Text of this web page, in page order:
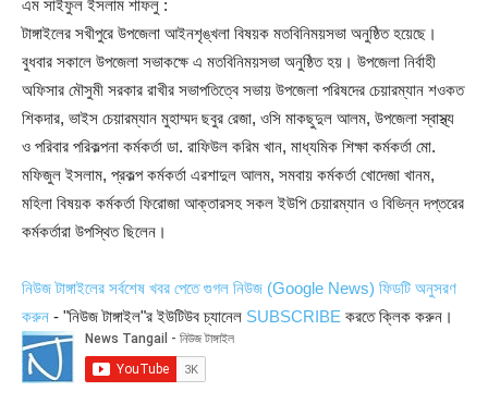
এম সাইফুল ইসলাম শাফলু :
টাঙ্গাইলের সখীপুরে উপজেলা আইনশৃঙ্খলা বিষয়ক মতবিনিময়সভা অনুষ্ঠিত হয়েছে।
বুধবার সকালে উপজেলা সভাকক্ষে এ মতবিনিময়সভা অনুষ্ঠিত হয়। উপজেলা নির্বাহী
অফিসার মৌসুমী সরকার রাখীর সভাপতিত্বে সভায় উপজেলা পরিষদের চেয়ারম্যান শওকত
শিকদার, ভাইস চেয়ারম্যান মুহাম্মদ ছবুর রেজা, ওসি মাকছুদুল আলম, উপজেলা স্বাস্থ্য
ও পরিবার পরিকল্পনা কর্মকর্তা ডা. রাফিউল করিম খান, মাধ্যমিক শিক্ষা কর্মকর্তা মো.
মফিজুল ইসলাম, প্রকল্প কর্মকর্তা এরশাদুল আলম, সমবায় কর্মকর্তা খোদেজা খানম,
মহিলা বিষয়ক কর্মকর্তা ফিরোজা আক্তারসহ সকল ইউপি চেয়ারম্যান ও বিভিন্ন দপ্তরের
কর্মকর্তারা উপস্থিত ছিলেন।
নিউজ টাঙ্গাইলের সর্বশেষ খবর পেতে গুগল নিউজ (Google News) ফিডটি অনুসরণ
করুন - "নিউজ টাঙ্গাইল"র ইউটিউব চ্যানেল SUBSCRIBE করতে ক্লিক করুন।